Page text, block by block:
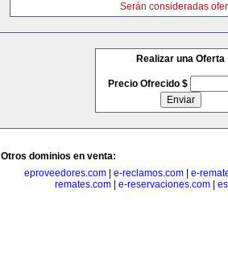
Serán consideradas
Realizar una Oferta
Precio Ofrecido $
Otros dominios en venta:
eproveedores.com
e-reclamos.com
e-
remates.com| e-reservaciones.com|